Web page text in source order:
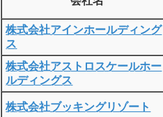
株式会社アインホールディング
ス
株式会社アストロスケールホー
ルディングス
株式会社ブッキングリゾート